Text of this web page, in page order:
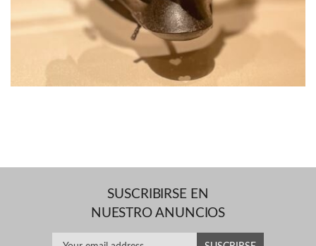
SUSCRIBIRSE EN
NUESTRO ANUNCIOS